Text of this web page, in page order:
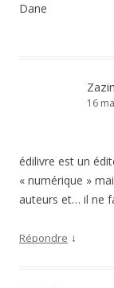
Dane
16
édilivre est un
« numérique »
auteurs et… il ne
Répondre ↓